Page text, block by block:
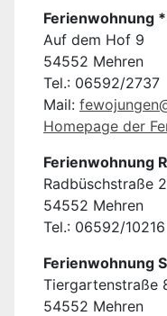
Ferienwohnung
Auf dem Hof 9
54552 Mehren
Tel.: 06592/2737
Mail:
Homepage der
Ferienwohnung
Radbüschstraße
54552 Mehren
Tel.: 06592/10216
Ferienwohnung
Tiergartenstraße
54552 Mehren